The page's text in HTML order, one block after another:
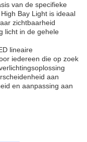
van de specifieke
Bay Light is ideaal
zichtbaarheid
licht in de gehele
lineaire
iedereen die op zoek
aan
en aanpassing aan